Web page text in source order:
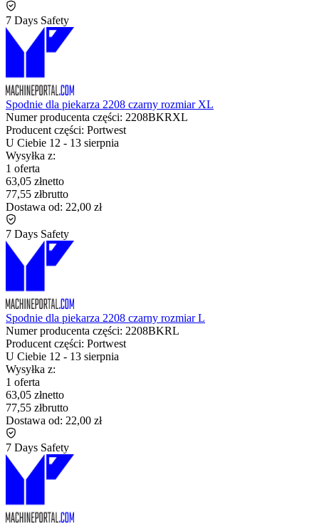
7 Days Safety
Spodnie dla piekarza 2208 czarny rozmiar XL
Numer producenta części: 2208BKRXL
Producent części: Portwest
U Ciebie 12 - 13 sierpnia
Wysyłka z:
1 oferta
63,05 złnetto
77,55 złbrutto
Dostawa od: 22,00 zł
7 Days Safety
Spodnie dla piekarza 2208 czarny rozmiar L
Numer producenta części: 2208BKRL
Producent części: Portwest
U Ciebie 12 - 13 sierpnia
Wysyłka z:
1 oferta
63,05 złnetto
77,55 złbrutto
Dostawa od: 22,00 zł
7 Days Safety